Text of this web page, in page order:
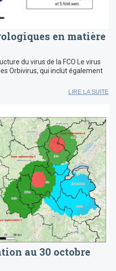
en matière
du virus de la FCO Le virus
Orbivirus, qui inclut également
LIRE LA SUITE
au 30 octobre